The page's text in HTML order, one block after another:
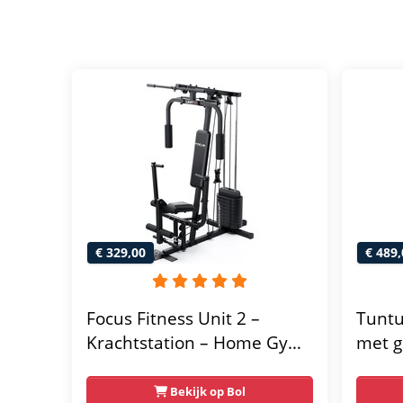
€ 329,00
Focus Fitness Unit 2 –
Krachtstation – Home Gym
Bekijk op Bol
€
met